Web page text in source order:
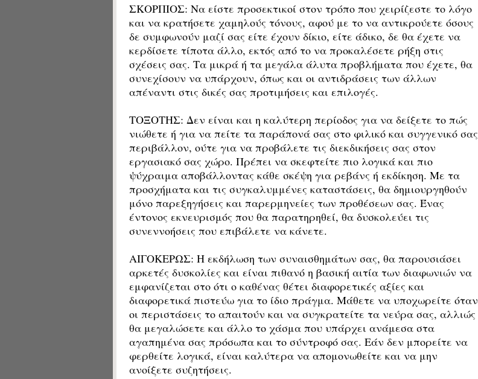
ΣΚΟΡΠΙΟΣ: Να είστε προσεκτικοί στον τρόπο που χειρίζεστε το λόγο
και να κρατήσετε χαμηλούς τόνους, αφού με το να αντικρούετε όσους
δε συμφωνούν μαζί σας είτε έχουν δίκιο, είτε άδικο, δε θα έχετε να
κερδίσετε τίποτα άλλο, εκτός από το να προκαλέσετε ρήξη στις
σχέσεις σας. Τα μικρά ή τα μεγάλα άλυτα προβλήματα που έχετε, θα
συνεχίσουν να υπάρχουν, όπως και οι αντιδράσεις των άλλων
απέναντι στις δικές σας προτιμήσεις και επιλογές.
ΤΟΞΟΤΗΣ: Δεν είναι και η καλύτερη περίοδος για να δείξετε το πώς
νιώθετε ή για να πείτε τα παράπονά σας στο φιλικό και συγγενικό σας
περιβάλλον, ούτε για να προβάλετε τις διεκδικήσεις σας στον
εργασιακό σας χώρο. Πρέπει να σκεφτείτε πιο λογικά και πιο
ψύχραιμα αποβάλλοντας κάθε σκέψη για ρεβάνς ή εκδίκηση. Με τα
προσχήματα και τις συγκαλυμμένες καταστάσεις, θα δημιουργηθούν
μόνο παρεξηγήσεις και παρερμηνείες των προθέσεων σας. Ένας
έντονος εκνευρισμός που θα παρατηρηθεί, θα δυσκολεύει τις
συνεννοήσεις που επιβάλετε να κάνετε.
ΑΙΓΟΚΕΡΩΣ: Η εκδήλωση των συναισθημάτων σας, θα παρουσιάσει
αρκετές δυσκολίες και είναι πιθανό η βασική αιτία των διαφωνιών να
εμφανίζεται στο ότι ο καθένας θέτει διαφορετικές αξίες και
διαφορετικά πιστεύω για το ίδιο πράγμα. Μάθετε να υποχωρείτε όταν
οι περιστάσεις το απαιτούν και να συγκρατείτε τα νεύρα σας, αλλιώς
θα μεγαλώσετε και άλλο το χάσμα που υπάρχει ανάμεσα στα
αγαπημένα σας πρόσωπα και το σύντροφό σας. Εάν δεν μπορείτε να
φερθείτε λογικά, είναι καλύτερα να απομονωθείτε και να μην
ανοίξετε συζητήσεις.